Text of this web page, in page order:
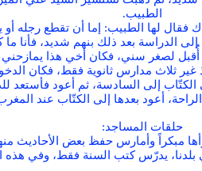
الطبيب.
لها الطبيب: إما أن تقطع رجله
الدراسة بعد ذلك بنهم شديد، فأنا
لصغر سني، فكان أخي هذا
غير ثلاث مدارس ثانوية فقط، فكان
الكتّاب إلى السادسة، ثم أعود
أعود بعدها إلى الكتّاب عند
حلقات المساجد:
مبكراً وأمارس حفظ بعض الأحاديث
يدرّس كتب السنة فقط، وفي هذه